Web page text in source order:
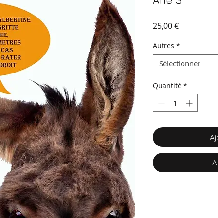
25,00 €Prix
Autres *
Sélectionner
Quantité *